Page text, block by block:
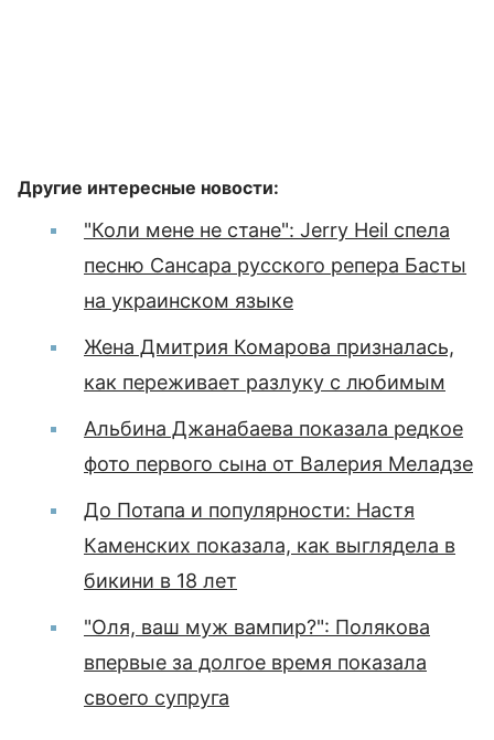
Другие интересные новости:
"Коли мене не стане": Jerry Heil спела
песню Сансара русского репера Басты
на украинском языке
Жена Дмитрия Комарова призналась,
как переживает разлуку с любимым
Альбина Джанабаева показала редкое
фото первого сына от Валерия Меладзе
До Потапа и популярности: Настя
Каменских показала, как выглядела в
бикини в 18 лет
"Оля, ваш муж вампир?": Полякова
впервые за долгое время показала
своего супруга